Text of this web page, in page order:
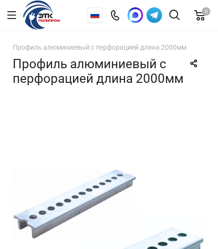
0
Профиль алюминиевый с перфорацией длина 2000мм
Профиль алюминиевый с
перфорацией длина 2000мм